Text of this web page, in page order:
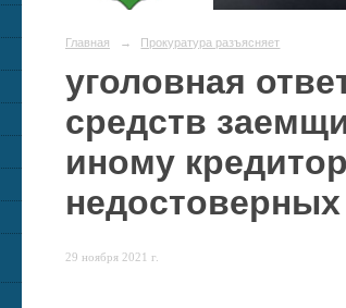
Главная → Прокуратура разъясняет
уголовная
средств
иному
29 ноября 2021 г.